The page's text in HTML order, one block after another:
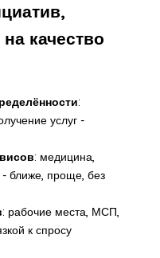
качество
:
услуг -
: медицина,
ближе, проще, без
: рабочие места, МСП,
к спросу